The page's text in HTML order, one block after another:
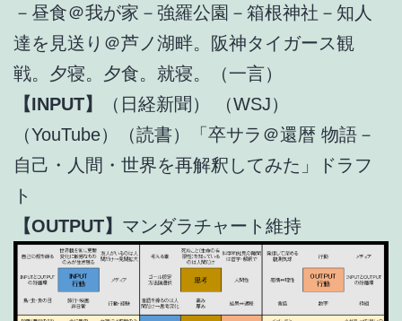
－昼食＠我が家－強羅公園－箱根神社－知人
達を見送り＠芦ノ湖畔。阪神タイガース観
戦。夕寝。夕食。就寝。（一言）
【INPUT】
（日経新聞） （WSJ）
（YouTube）（読書）「卒サラ＠還暦 物語－
自己・人間・世界を再解釈してみた」ドラフ
ト
【OUTPUT】 マンダラチャート維持